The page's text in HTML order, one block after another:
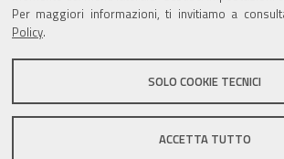
Per maggiori informazioni, ti invitiamo a
Policy.
SOLO COOKIE TECNICI
ACCETTA TUTTO
Sito istituzionale Comune di Zola